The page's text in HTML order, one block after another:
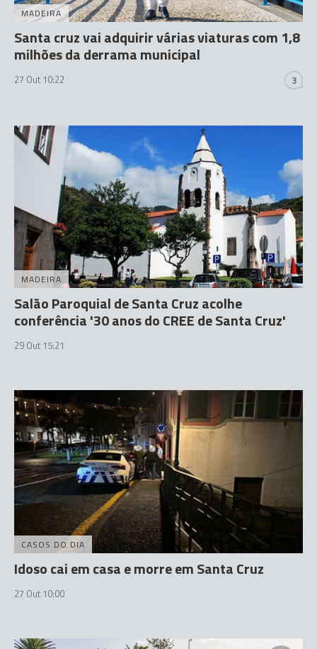
MADEIRA
Santa cruz vai adquirir várias viaturas com 1,8
milhões da derrama municipal
27 Out 10:22 3
MADEIRA
Salão Paroquial de Santa Cruz acolhe
conferência '30 anos do CREE de Santa Cruz'
29 Out 15:21
CASOS DO DIA
Idoso cai em casa e morre em Santa Cruz
27 Out 10:00